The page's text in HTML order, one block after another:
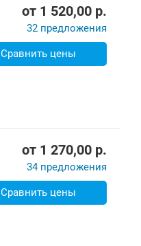
от 1 520,00 p.
32 предложения
Сравнить цены
от 1 270,00 p.
34 предложения
Сравнить цены